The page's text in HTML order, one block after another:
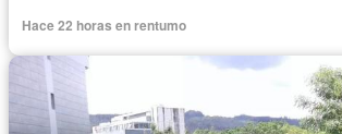
Hace 22 horas en rentumo